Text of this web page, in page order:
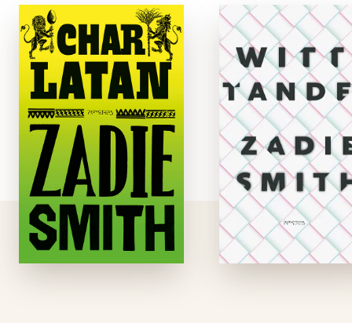
verschijnen, en volgend jaar vermoedelijk ook niet.’
Philip Hensher, The Daily Telegraph
Charlatan
paperback
Engeland in de
negentiende eeuw.
Eliza Touchet is de
Schotse huishoudster
– en aangetrouwde
nicht – van William
Ainsworth, een
schrijver wiens roem
tanende is en met
wie ze al …
Witte
e-boek
Ontmoet de
Jones, Iqbal
Chalfen. Drie
aan het eind van
twintigste eeuw,
drie min of
Engels,
historisch
genetisch bij
betrokken.De